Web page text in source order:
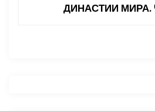
ДИНАСТИИ МИРА.